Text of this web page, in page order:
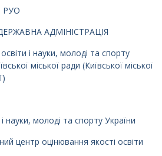
РУО
АДМІНІСТРАЦІЯ
і науки, молоді та спорту
міської ради (Київської міської
науки, молоді та спорту України
центр оцінювання якості освіти